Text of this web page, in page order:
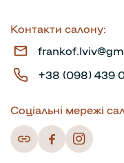
Контакти салону:
+38 (098) 439
Соціальні мережі